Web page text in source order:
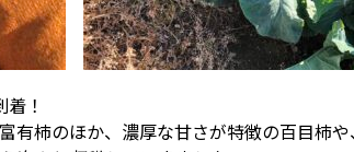
！
有柿のほか、濃厚な甘さが特徴の百目柿